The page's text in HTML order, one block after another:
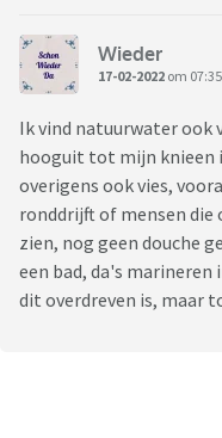
Wieder
17-02-2022 om 07:35
Ik vind natuurwater ook
hooguit tot mijn knieen
overigens ook vies,
ronddrijft of mensen die
zien, nog geen douche
een bad, da's
dit overdreven is, maar